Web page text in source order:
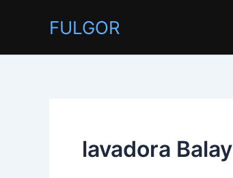
FULGOR
lavadora Balay